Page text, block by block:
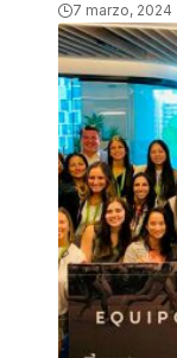
7 marzo, 2024